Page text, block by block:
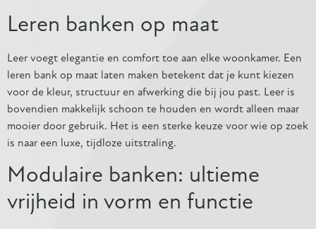
Leren banken op maat
Leer voegt elegantie en comfort toe aan elke woonkamer. Een
leren bank op maat laten maken betekent dat je kunt kiezen
voor de kleur, structuur en afwerking die bij jou past. Leer is
bovendien makkelijk schoon te houden en wordt alleen maar
mooier door gebruik. Het is een sterke keuze voor wie op zoek
is naar een luxe, tijdloze uitstraling.
Modulaire banken: ultieme
vrijheid in vorm en functie